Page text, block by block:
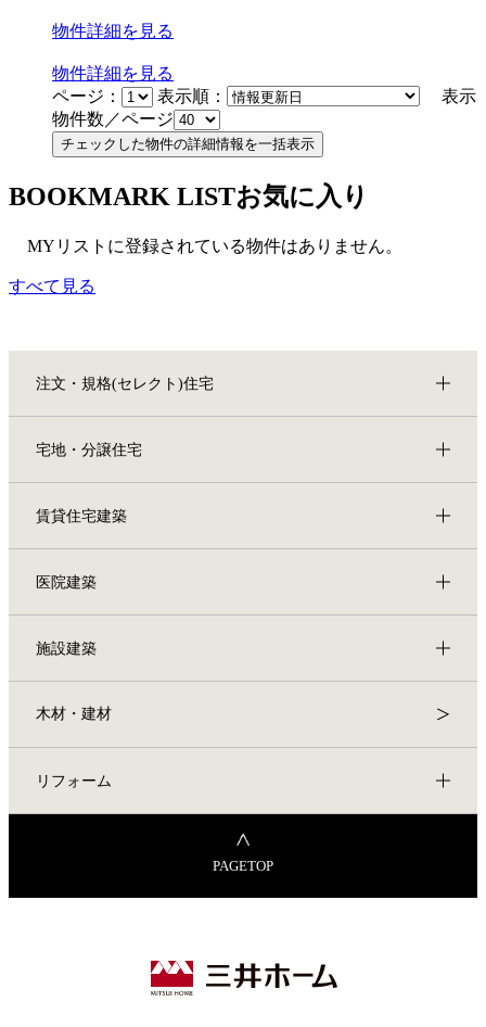
物件詳細を見る
物件詳細を見る
ページ：
表示順：
表示
物件数／ページ
BOOKMARK LISTお気に入り
MYリストに登録されている物件はありません。
すべて見る
注文・規格(セレクト)住宅
宅地・分譲住宅
賃貸住宅建築
医院建築
施設建築
木材・建材
リフォーム
PAGETOP